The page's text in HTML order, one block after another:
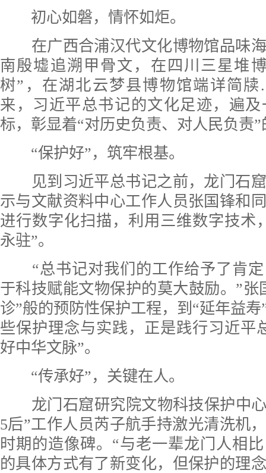
初心如磐，情怀如炬。
在广西合浦汉代文化博物馆品味海
南殷墟追溯甲骨文，在四川三星堆
树”，在湖北云梦县博物馆端详简
来，习近平总书记的文化足迹，遍
标，彰显着“对历史负责、对人民负责
“保护好”，筑牢根基。
见到习近平总书记之前，龙门石窟
示与文献资料中心工作人员张国锋和
进行数字化扫描，利用三维数字技术
永驻”。
“总书记对我们的工作给予了肯定
于科技赋能文物保护的莫大鼓励。”张
诊”般的预防性保护工程，到“延年益
些保护理念与实践，正是践行习近平
好中华文脉”。
“传承好”，关键在人。
龙门石窟研究院文物科技保护中心
5后”工作人员芮子航手持激光清洗机
时期的造像碑。“与老一辈龙门人相
的具体方式有了新变化，但保护的理